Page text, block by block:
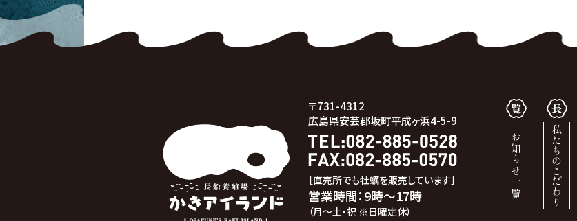
〒731-4312
広島県安芸郡坂町平成ヶ浜4-5-9
［直売所でも牡蠣を販売しています］
営業時間：9時～17時
（月～土・祝 ※日曜定休）
お知らせ一覧 私たちのこだわり